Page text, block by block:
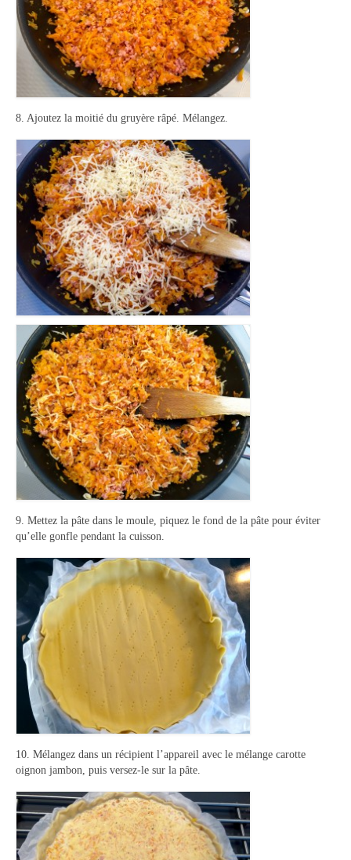
8. Ajoutez la moitié du gruyère râpé. Mélangez.
9. Mettez la pâte dans le moule, piquez le fond de la pâte pour éviter
qu’elle gonfle pendant la cuisson.
10. Mélangez dans un récipient l’appareil avec le mélange carotte
oignon jambon, puis versez-le sur la pâte.